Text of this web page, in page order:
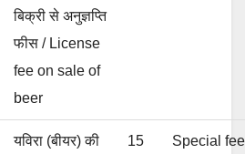
बिक्री से अनुज्ञप्ति
फीस / License
fee on sale of
beer
यविरा (बीयर) की
15
Special